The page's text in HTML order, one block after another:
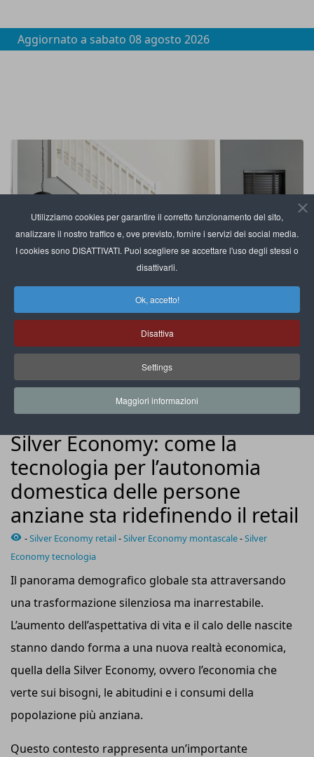
Utilizziamo cookies per garantire il corretto funzionamento del sito,
analizzare il nostro traffico e, ove previsto, fornire i servizi dei social media.
I cookies sono DISATTIVATI. Puoi scegliere se accettare l'uso degli stessi o
disattivarli.
Ok, accetto!
Disattiva
Settings
Maggiori informazioni
Aggiornato a sabato 08 agosto 2026
Soluzioni come i montascale facilitano la mobilità e
l’autonomia domestica dei senior
Silver Economy: come la
tecnologia per l’autonomia
domestica delle persone
anziane sta ridefinendo il retail
-Silver Economy retail-Silver Economy montascale-Silver
Economy tecnologia
Il panorama demografico globale sta attraversando
una trasformazione silenziosa ma inarrestabile.
L’aumento dell’aspettativa di vita e il calo delle nascite
stanno dando forma a una nuova realtà economica,
quella della Silver Economy, ovvero l’economia che
verte sui bisogni, le abitudini e i consumi della
popolazione più anziana.
Questo contesto rappresenta un’importante